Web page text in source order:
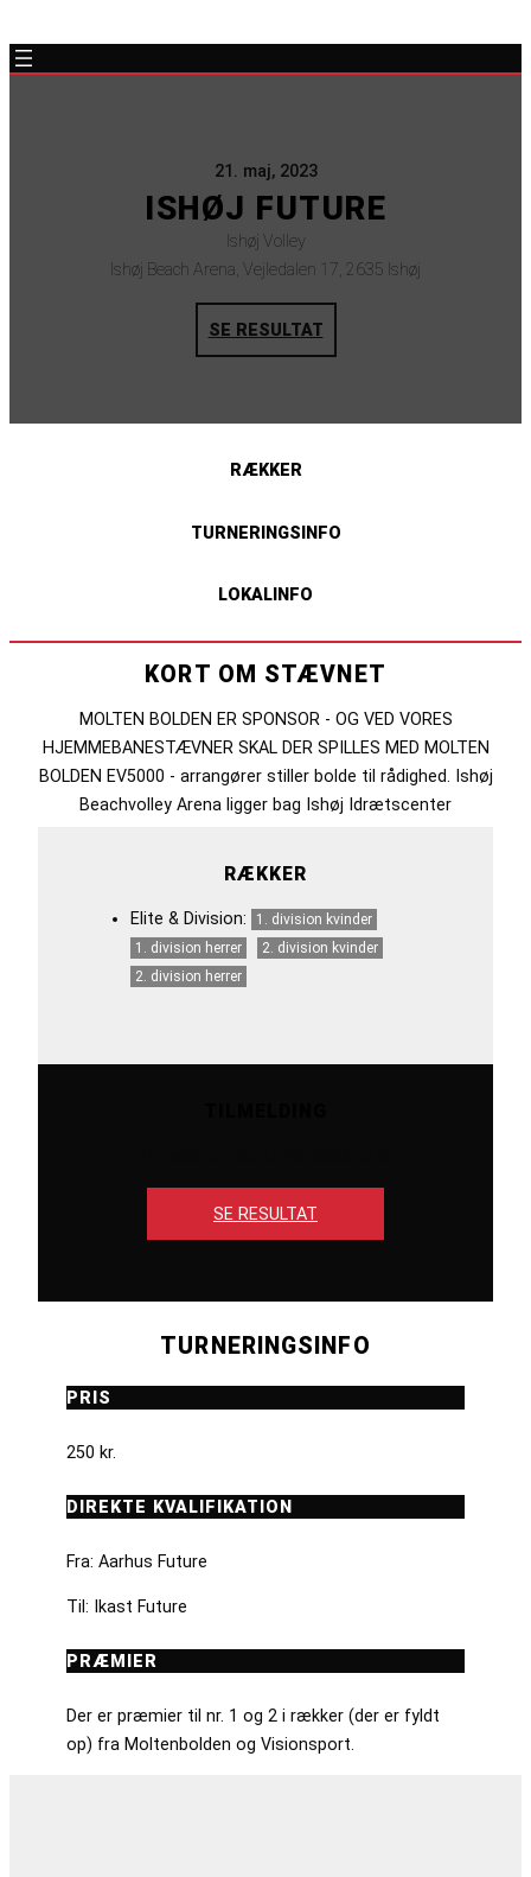
21. maj, 2023
ISHØJ FUTURE
Ishøj Volley
Ishøj Beach Arena, Vejledalen 17, 2635 Ishøj
SE RESULTAT
RÆKKER
TURNERINGSINFO
LOKALINFO
KORT OM STÆVNET
MOLTEN BOLDEN ER SPONSOR - OG VED VORES
HJEMMEBANESTÆVNER SKAL DER SPILLES MED MOLTEN
BOLDEN EV5000 - arrangører stiller bolde til rådighed. Ishøj
Beachvolley Arena ligger bag Ishøj Idrætscenter
RÆKKER
Elite & Division:
1. division kvinder
1. division herrer
2. division kvinder
2. division herrer
SE RESULTAT
TURNERINGSINFO
PRIS
250 kr.
DIREKTE KVALIFIKATION
Fra: Aarhus Future
Til: Ikast Future
PRÆMIER
Der er præmier til nr. 1 og 2 i rækker (der er fyldt
op) fra Moltenbolden og Visionsport.